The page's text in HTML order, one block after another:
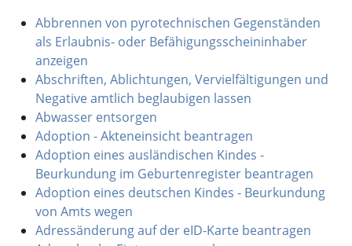
Abbrennen von pyrotechnischen Gegenständen
als Erlaubnis- oder Befähigungsscheininhaber
anzeigen
Abschriften, Ablichtungen, Vervielfältigungen und
Negative amtlich beglaubigen lassen
Abwasser entsorgen
Adoption - Akteneinsicht beantragen
Adoption eines ausländischen Kindes -
Beurkundung im Geburtenregister beantragen
Adoption eines deutschen Kindes - Beurkundung
von Amts wegen
Adressänderung auf der eID-Karte beantragen